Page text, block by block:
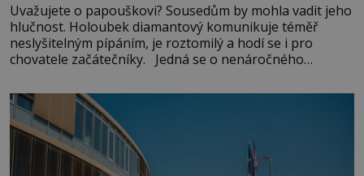
Uvažujete o papouškovi? Sousedům by mohla vadit jeho
hlučnost. Holoubek diamantový komunikuje téměř
neslyšitelným pípáním, je roztomilý a hodí se i pro
chovatele začátečníky. Jedná se o nenáročného
času tráví na zemi, kde sbírá zbytky semínek Jeho
domovinou je prakticky celá Austrálie s výjimkou
pobřežní oblasti.